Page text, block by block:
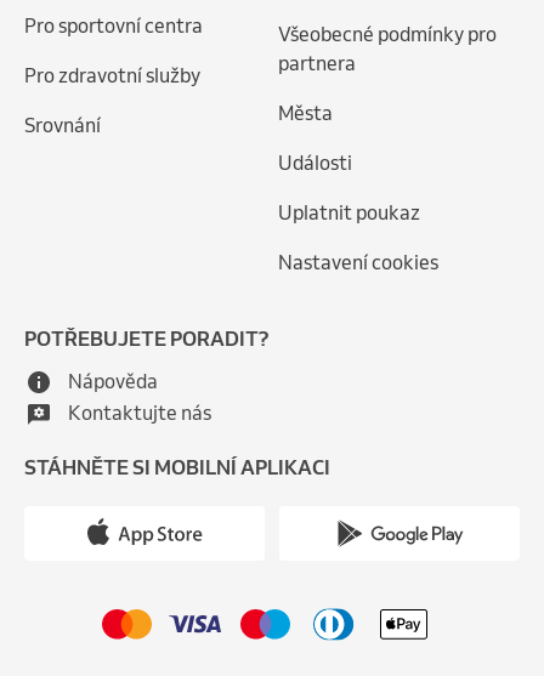
Pro sportovní centra
Pro zdravotní služby
Srovnání
Všeobecné podmínky pro
partnera
Města
Události
Uplatnit poukaz
Nastavení cookies
POTŘEBUJETE PORADIT?
Nápověda
Kontaktujte nás
STÁHNĚTE SI MOBILNÍ APLIKACI